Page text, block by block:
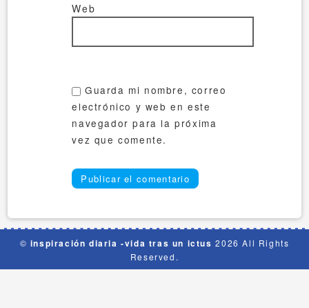
Web
Guarda mi nombre, correo
electrónico y web en este
navegador para la próxima
vez que comente.
© inspiración diaria -vida tras un ictus 2026 All Rights
Reserved.